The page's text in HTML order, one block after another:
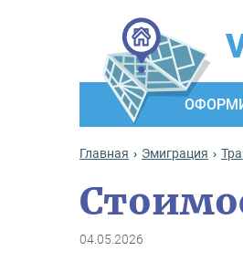
Главная Эмиграция
04.05.2026